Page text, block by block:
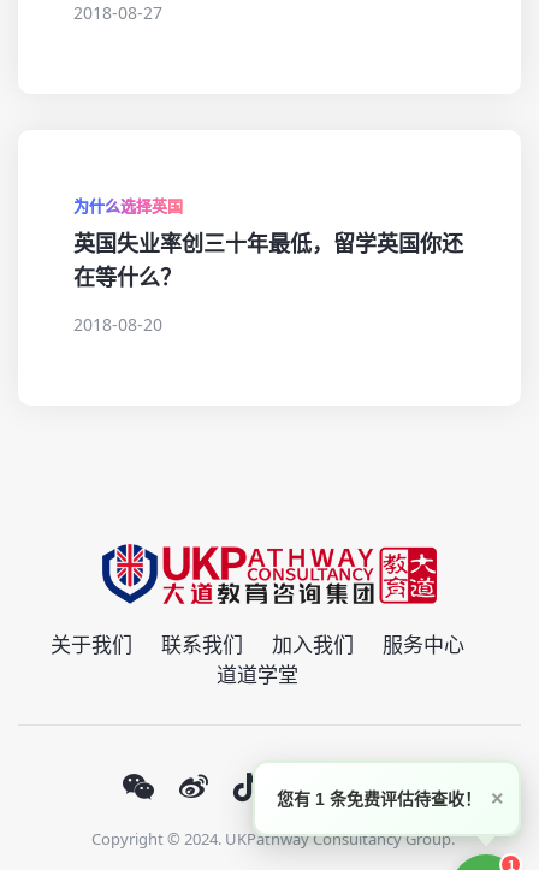
2018-08-27
为什么选择英国
英国失业率创三十年最低，留学英国你还
在等什么？
2018-08-20
关于我们 联系我们 加入我们
服务中心
道道学堂
Copyright © 2024. UKPathway Consultancy Group.
×
您有 1 条免费评估待查收！
1